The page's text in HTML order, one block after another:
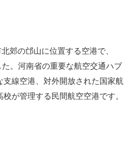
郊の邙山に位置する空港で、
。河南省の重要な航空交通ハブ
支線空港、対外開放された国家航
が管理する民間航空空港です。